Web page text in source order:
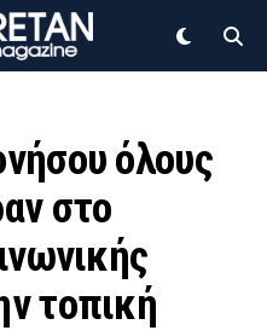
όλους
στο
τοπική